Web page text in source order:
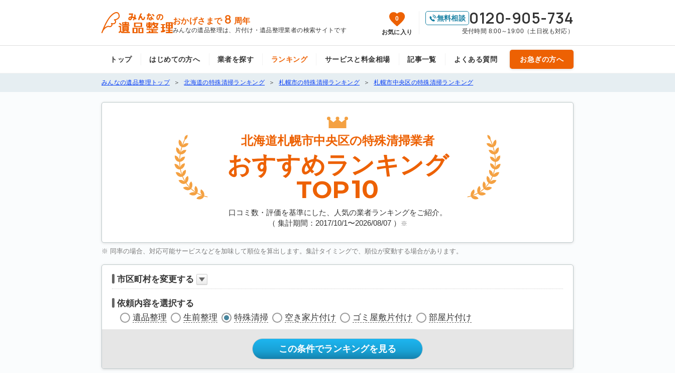
おかげさまで 8 周年
みんなの遺品整理は、片付け・遺品整理業者の検索サイトです
0
お気に入り
無料相談 0120-905-734
受付時間 8:00～19:00（土日祝も対応）
トップ はじめての方へ 業者を探す ランキング サービスと料金相場 記事一覧 よくある質問 お急ぎの方へ
みんなの遺品整理トップ 北海道の特殊清掃ランキング 札幌市の特殊清掃ランキング 札幌市中央区の特殊清掃ランキング
北海道札幌市中央区の特殊清掃業者
おすすめランキング
TOP10
口コミ数・評価を基準にした、人気の業者ランキングをご紹介。
（ 集計期間：2017/10/1〜2026/08/07） ※
※ 同率の場合、対応可能サービスなどを加味して順位を算出します。集計タイミングで、順位が変動する場合があります。
市区町村を変更する
依頼内容を選択する
遺品整理
生前整理 特殊清掃 空き家片付け ゴミ屋敷片付け 部屋片付け
この条件でランキングを見る